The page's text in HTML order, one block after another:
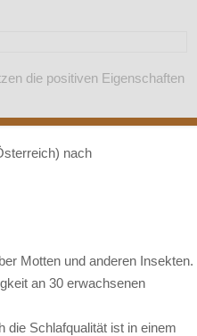
die positiven Eigenschaften
nach
Motten und anderen Insekten.
an 30 erwachsenen
die Schlafqualität ist in einem